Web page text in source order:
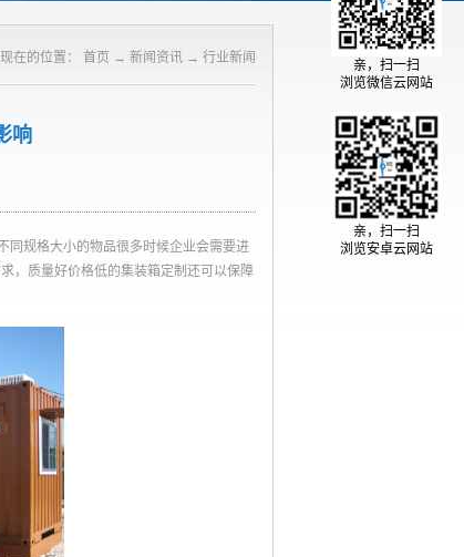
在的位置： 首页 → 新闻资讯 → 行业新闻
响
同规格大小的物品很多时候企业会需要进
，质量好价格低的集装箱定制还可以保障
亲，扫一扫
浏览微信云网站
亲，扫一扫
浏览安卓云网站